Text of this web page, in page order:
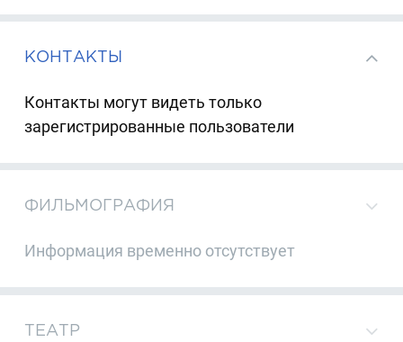
КОНТАКТЫ
Контакты могут видеть только
зарегистрированные пользователи
ФИЛЬМОГРАФИЯ
Информация временно отсутствует
ТЕАТР